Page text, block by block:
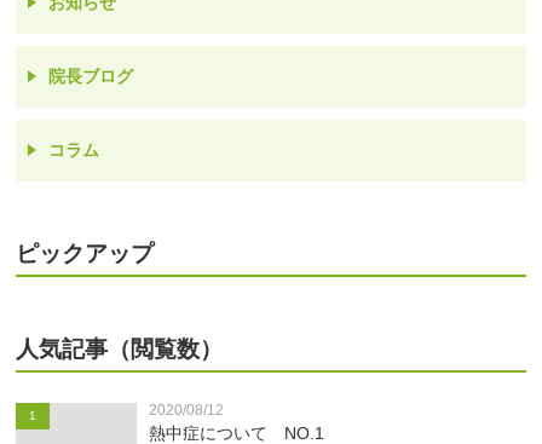
院長ブログ
コラム
ピックアップ
人気記事（閲覧数）
1 2020/08/12
熱中症について NO.1